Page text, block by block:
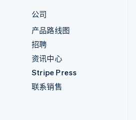
公司
产品路线图
招聘
资讯中心
Stripe Press
联系销售